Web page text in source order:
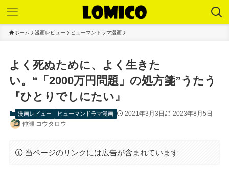
ホーム 漫画レビュー ヒューマンドラマ漫画
よく死ぬために、よく生きた
い。“「2000万円問題」の処方箋”うたう
『ひとりでしにたい』
漫画レビュー ヒューマンドラマ漫画 2021年3月3日
2023年8月5日
仲瀬 コウタロウ
当ページのリンクには広告が含まれています